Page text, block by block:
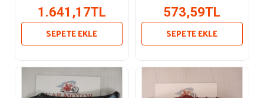
1.641,17TL
SEPETE EKLE
573,59TL
SEPETE EKLE